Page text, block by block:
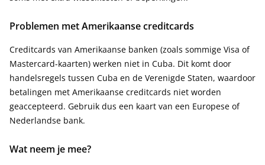
Problemen met Amerikaanse creditcards
Creditcards van Amerikaanse banken (zoals sommige Visa of
Mastercard-kaarten) werken niet in Cuba. Dit komt door
handelsregels tussen Cuba en de Verenigde Staten, waardoor
betalingen met Amerikaanse creditcards niet worden
geaccepteerd. Gebruik dus een kaart van een Europese of
Nederlandse bank.
Wat neem je mee?